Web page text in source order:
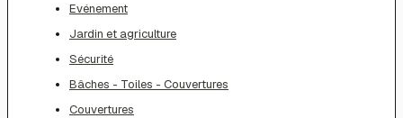
Evénement
Jardin et agriculture
Sécurité
Bâches - Toiles - Couvertures
Couvertures